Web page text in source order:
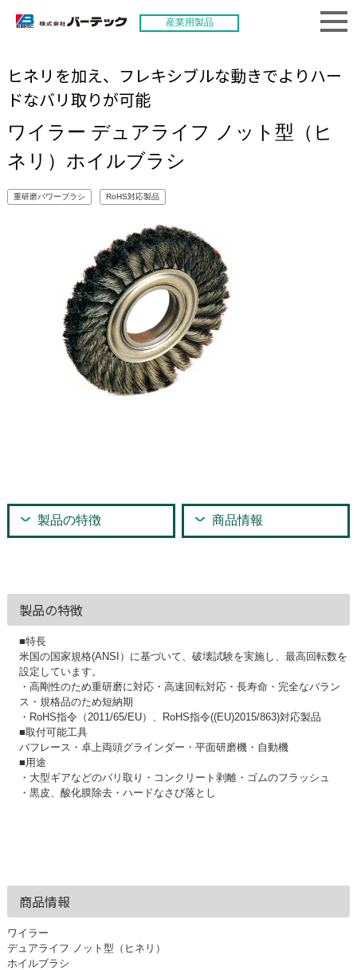
産業用製品
ヒネリを加え、フレキシブルな動きでよりハー
ドなバリ取りが可能
ワイラー デュアライフ ノット型（ヒ
ネリ）ホイルブラシ
重研磨パワーブラシ RoHS対応製品
製品の特徴 商品情報
製品の特徴
■特長
米国の国家規格(ANSI）に基づいて、破壊試験を実施し、最高回転数を
設定しています。
・高剛性のため重研磨に対応・高速回転対応・長寿命・完全なバラン
ス・規格品のため短納期
・RoHS指令（2011/65/EU）、RoHS指令((EU)2015/863)対応製品
■取付可能工具
バフレース・卓上両頭グラインダー・平面研磨機・自動機
■用途
・大型ギアなどのバリ取り・コンクリート剥離・ゴムのフラッシュ
・黒皮、酸化膜除去・ハードなさび落とし
商品情報
ワイラー
デュアライフ ノット型（ヒネリ）
ホイルブラシ